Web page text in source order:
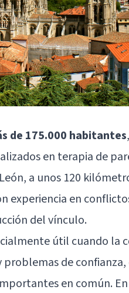
de 175.000 habitantes
en terapia de
a unos 120
experiencia en
del vínculo.
útil cuando la
problemas de
en común. En